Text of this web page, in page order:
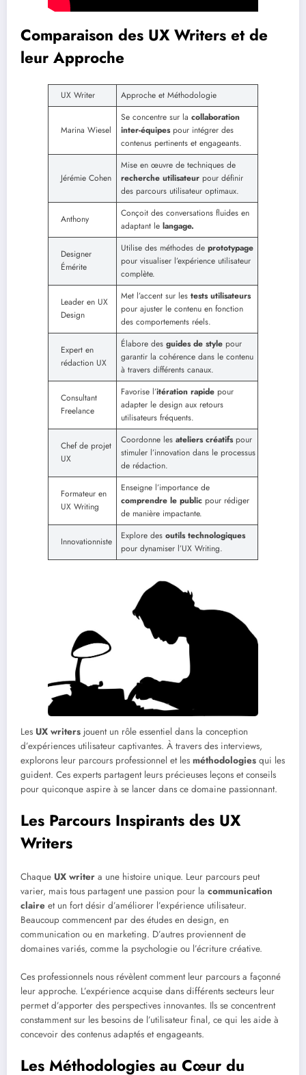
Comparaison des UX Writers et de
leur Approche
UX Writer Approche et Méthodologie
Marina Wiesel
Se concentre sur la collaboration
inter-équipespour intégrer des
contenus pertinents et engageants.
Jérémie Cohen
Mise en œuvre de techniques de
recherche utilisateur pour définir
des parcours utilisateur optimaux.
Anthony
Conçoit des conversations fluides en
adaptant le langage.
Designer
Émérite
Utilise des méthodes de prototypage
pour visualiser l’expérience utilisateur
complète.
Leader en UX
Design
Met l’accent sur les tests utilisateurs
pour ajuster le contenu en fonction
des comportements réels.
Expert en
rédaction UX
Élabore des guides de style pour
garantir la cohérence dans le contenu
à travers différents canaux.
Consultant
Freelance
Favorise l’itération rapide pour
adapter le design aux retours
utilisateurs fréquents.
Chef de projet
UX
Coordonne les ateliers créatifspour
stimuler l’innovation dans le processus
de rédaction.
Formateur en
UX Writing
Enseigne l’importance de
comprendre le public pour rédiger
de manière impactante.
Innovationniste Explore des outils technologiques
pour dynamiser l’UX Writing.
Les UX writers jouent un rôle essentiel dans la conception
d’expériences utilisateur captivantes. À travers des interviews,
explorons leur parcours professionnel et les méthodologies qui les
guident. Ces experts partagent leurs précieuses leçons et conseils
pour quiconque aspire à se lancer dans ce domaine passionnant.
Les Parcours Inspirants des UX
Writers
Chaque UX writer a une histoire unique. Leur parcours peut
varier, mais tous partagent une passion pour la communication
claire et un fort désir d’améliorer l’expérience utilisateur.
Beaucoup commencent par des études en design, en
communication ou en marketing. D’autres proviennent de
domaines variés, comme la psychologie ou l’écriture créative.
Ces professionnels nous révèlent comment leur parcours a façonné
leur approche. L’expérience acquise dans différents secteurs leur
permet d’apporter des perspectives innovantes. Ils se concentrent
constamment sur les besoins de l’utilisateur final, ce qui les aide à
concevoir des contenus adaptés et engageants.
Les Méthodologies au Cœur du